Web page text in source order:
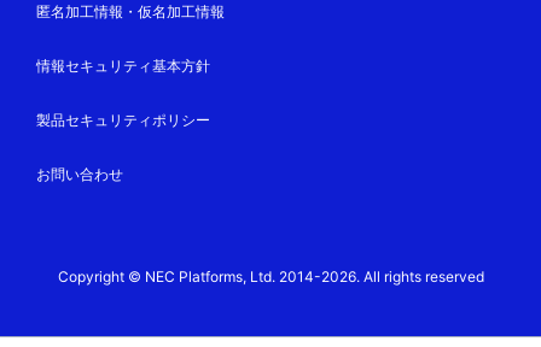
匿名加工情報・仮名加工情報
情報セキュリティ基本方針
製品セキュリティポリシー
お問い合わせ
Copyright © NEC Platforms, Ltd. 2014-2026. All rights reserved